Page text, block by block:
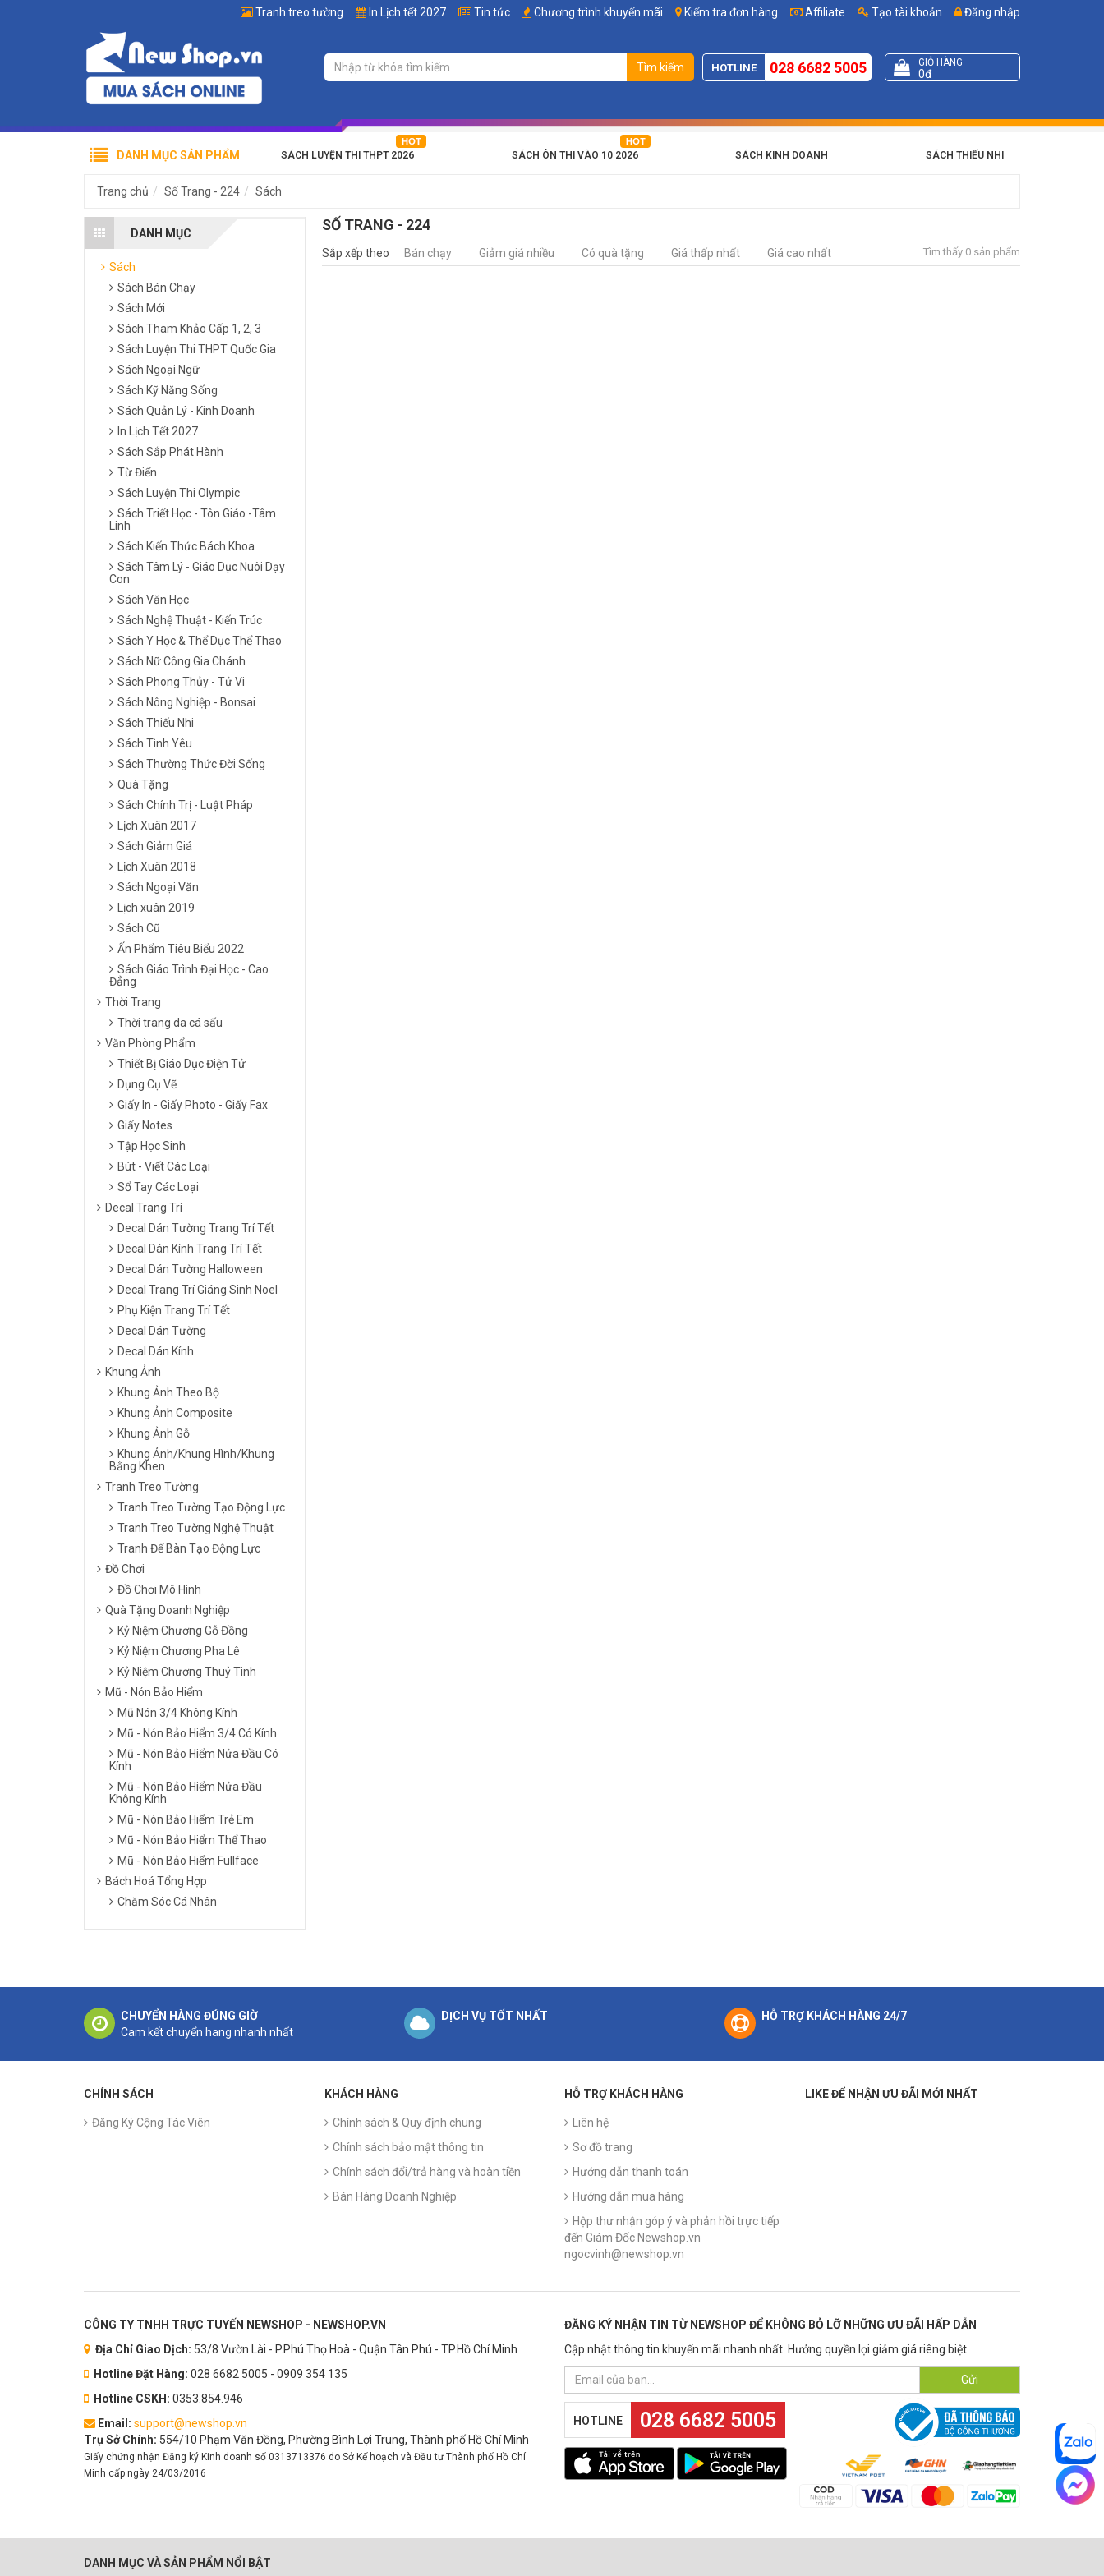
Affiliate Tạo tài khoản Đăng nhập
Tranh treo tường In Lịch tết 2027 Tin tức Chương trình khuyến mãi Kiểm tra đơn hàng
Tìm kiếm HOTLINE 028 6682 5005 GIỎ HÀNG
0đ
SÁCH LUYỆN THI THPT 2026 SÁCH ÔN THI VÀO 10 2026 SÁCH KINH DOANH SÁCH THIẾU NHI
DANH MỤC SẢN PHẨM
Trang chủ Số Trang - 224 Sách
DANH MỤC
Sách
Sách Bán Chạy
Sách Mới
Sách Tham Khảo Cấp 1, 2, 3
Sách Luyện Thi THPT Quốc Gia
Sách Ngoại Ngữ
Sách Kỹ Năng Sống
Sách Quản Lý - Kinh Doanh
In Lịch Tết 2027
Sách Sắp Phát Hành
Từ Điển
Sách Luyện Thi Olympic
Sách Triết Học - Tôn Giáo -Tâm
Linh
Sách Kiến Thức Bách Khoa
Sách Tâm Lý - Giáo Dục Nuôi Dạy
Con
Sách Văn Học
Sách Nghệ Thuật - Kiến Trúc
Sách Y Học & Thể Dục Thể Thao
Sách Nữ Công Gia Chánh
Sách Phong Thủy - Tử Vi
Sách Nông Nghiệp - Bonsai
Sách Thiếu Nhi
Sách Tình Yêu
Sách Thường Thức Đời Sống
Quà Tặng
Sách Chính Trị - Luật Pháp
Lịch Xuân 2017
Sách Giảm Giá
Lịch Xuân 2018
Sách Ngoại Văn
Lịch xuân 2019
Sách Cũ
Ấn Phẩm Tiêu Biểu 2022
Sách Giáo Trình Đại Học - Cao
Đẳng
Thời Trang
Thời trang da cá sấu
Văn Phòng Phẩm
Thiết Bị Giáo Dục Điện Tử
Dụng Cụ Vẽ
Giấy In - Giấy Photo - Giấy Fax
Giấy Notes
Tập Học Sinh
Bút - Viết Các Loại
Sổ Tay Các Loại
Decal Trang Trí
Decal Dán Tường Trang Trí Tết
Decal Dán Kính Trang Trí Tết
Decal Dán Tường Halloween
Decal Trang Trí Giáng Sinh Noel
Phụ Kiện Trang Trí Tết
Decal Dán Tường
Decal Dán Kính
Khung Ảnh
Khung Ảnh Theo Bộ
Khung Ảnh Composite
Khung Ảnh Gỗ
Khung Ảnh/Khung Hình/Khung
Bằng Khen
Tranh Treo Tường
Tranh Treo Tường Tạo Động Lực
Tranh Treo Tường Nghệ Thuật
Tranh Để Bàn Tạo Động Lực
Đồ Chơi
Đồ Chơi Mô Hình
Quà Tặng Doanh Nghiệp
Kỷ Niệm Chương Gỗ Đồng
Kỷ Niệm Chương Pha Lê
Kỷ Niệm Chương Thuỷ Tinh
Mũ - Nón Bảo Hiểm
Mũ Nón 3/4 Không Kính
Mũ - Nón Bảo Hiểm 3/4 Có Kính
Mũ - Nón Bảo Hiểm Nửa Đầu Có
Kính
Mũ - Nón Bảo Hiểm Nửa Đầu
Không Kính
Mũ - Nón Bảo Hiểm Trẻ Em
Mũ - Nón Bảo Hiểm Thể Thao
Mũ - Nón Bảo Hiểm Fullface
Bách Hoá Tổng Hợp
Chăm Sóc Cá Nhân
SỐ TRANG - 224
Sắp xếp theo Bán chạy Giảm giá nhiều Có quà tặng Giá thấp nhất Giá cao nhất Tìm thấy 0 sản phẩm
CHUYỂN HÀNG ĐÚNG GIỜ
Cam kết chuyển hang nhanh nhất
DỊCH VỤ TỐT NHẤT HỖ TRỢ KHÁCH HÀNG 24/7
CHÍNH SÁCH
Đăng Ký Cộng Tác Viên
KHÁCH HÀNG
Chính sách & Quy định chung
Chính sách bảo mật thông tin
Chính sách đổi/trả hàng và hoàn tiền
Bán Hàng Doanh Nghiệp
HỖ TRỢ KHÁCH HÀNG
Liên hệ
Sơ đồ trang
Hướng dẫn thanh toán
Hướng dẫn mua hàng
Hộp thư nhận góp ý và phản hồi trực tiếp
đến Giám Đốc Newshop.vn
ngocvinh@newshop.vn
LIKE ĐỂ NHẬN ƯU ĐÃI MỚI NHẤT
CÔNG TY TNHH TRỰC TUYẾN NEWSHOP - NEWSHOP.VN
Địa Chỉ Giao Dịch: 53/8 Vườn Lài - P.Phú Thọ Hoà - Quận Tân Phú - TP.Hồ Chí Minh
Hotline Đặt Hàng: 028 6682 5005 - 0909 354 135
Hotline CSKH: 0353.854.946
Email: support@newshop.vn
Trụ Sở Chính: 554/10 Phạm Văn Đồng, Phường Bình Lợi Trung, Thành phố Hồ Chí Minh
Giấy chứng nhận Đăng ký Kinh doanh số 0313713376 do Sở Kế hoạch và Đầu tư Thành phố Hồ Chí
Minh cấp ngày 24/03/2016
ĐĂNG KÝ NHẬN TIN TỪ NEWSHOP ĐỂ KHÔNG BỎ LỠ NHỮNG ƯU ĐÃI HẤP DẪN
Cập nhật thông tin khuyến mãi nhanh nhất. Hưởng quyền lợi giảm giá riêng biệt
Gửi
HOTLINE 028 6682 5005
DANH MỤC VÀ SẢN PHẨM NỔI BẬT